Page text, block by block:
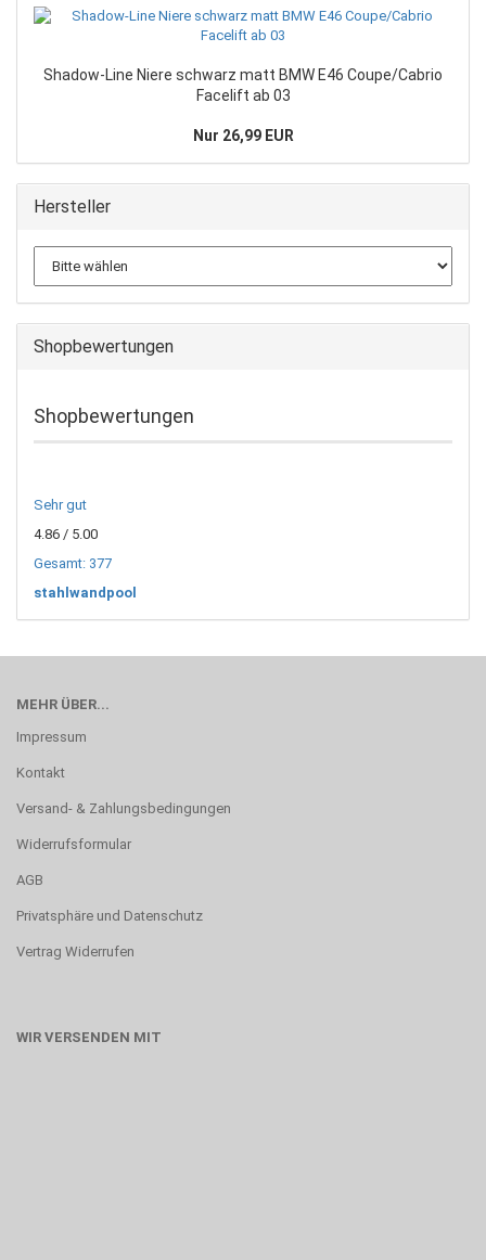
Shadow-Line Niere schwarz matt BMW E46 Coupe/Cabrio
Facelift ab 03
Nur 26,99 EUR
Hersteller
Shopbewertungen
Shopbewertungen
Sehr gut
4.86 / 5.00
Gesamt: 377
stahlwandpool
MEHR ÜBER...
Impressum
Kontakt
Versand- & Zahlungsbedingungen
Widerrufsformular
AGB
Privatsphäre und Datenschutz
Vertrag Widerrufen
WIR VERSENDEN MIT